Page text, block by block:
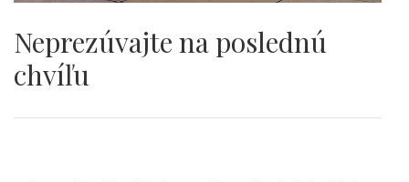
Neprezúvajte na poslednú
chvíľu